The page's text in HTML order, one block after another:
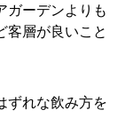
ガーデンよりも
客層が良いこと
ずれな飲み方を